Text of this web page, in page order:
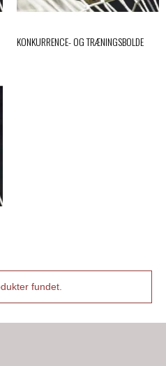
KONKURRENCE- OG TRÆNINGSBOLDE
fundet.